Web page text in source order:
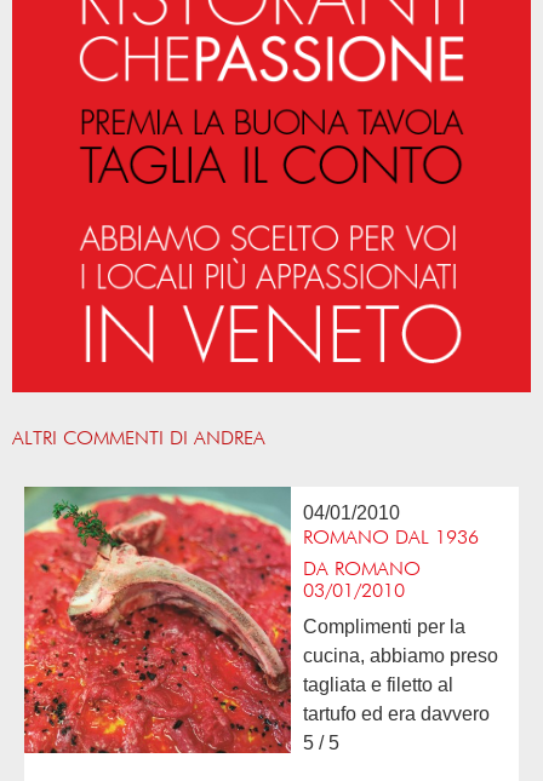
ALTRI COMMENTI DI ANDREA
04/01/2010
ROMANO DAL 1936
DA ROMANO
03/01/2010
Complimenti per la
cucina, abbiamo preso
tagliata e filetto al
tartufo ed era davvero
tutto eccezionale,
5 / 5